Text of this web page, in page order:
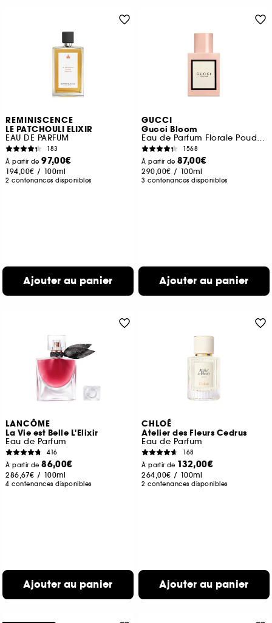
REMINISCENCE
LE PATCHOULI ELIXIR
EAU DE PARFUM
183
À partir de97,00€
194,00€ / 100ml
2 contenances disponibles
Ajouter au panier
GUCCI
Gucci Bloom
Eau de Parfum Florale Poudrée
1568
À partir de87,00€
290,00€ / 100ml
3 contenances disponibles
Ajouter au panier
LANCÔME
La Vie est Belle L'Elixir
Eau de Parfum
416
À partir de86,00€
286,67€ / 100ml
4 contenances disponibles
Ajouter au panier
CHLOÉ
Atelier des Fleurs Cedrus
Eau de Parfum
168
À partir de 132,00€
264,00€ / 100ml
2 contenances disponibles
Ajouter au panier